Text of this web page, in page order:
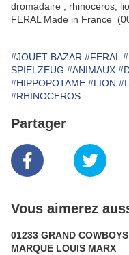
dromadaire , rhinoceros,
FERAL Made in France
#JOUET BAZAR #FERAL
SPIELZEUG #ANIMAUX
#HIPPOPOTAME #LION
#RHINOCEROS
Partager
Vous aimerez
01233 GRAND
MARQUE LOUIS MARX